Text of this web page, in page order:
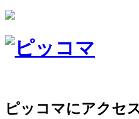
ピッコマにアクセ